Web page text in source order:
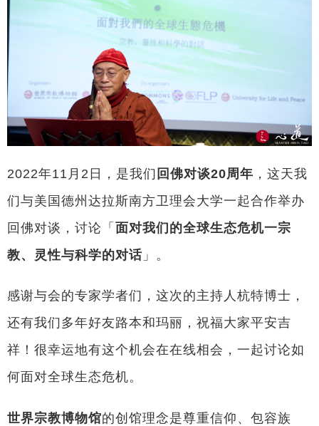
2022年11月2日，是我们 回佛对谈20周年 ，这天我
们与美国德州达拉斯南方卫理会大学一起合作举办
回佛对谈，讨论「 面对我们的全球生态危机一宗
教、灵性与科学的对话」。
感谢与会的专家学者们，这次的主持人杭特博士，
还有我们多年好友路本和玛丽，祝福大家平安吉
祥！很幸运地有这个机会在在线相会，一起讨论如
何面对全球生态危机。
世界宗教博物馆的创馆理念是尊重信仰、包容族